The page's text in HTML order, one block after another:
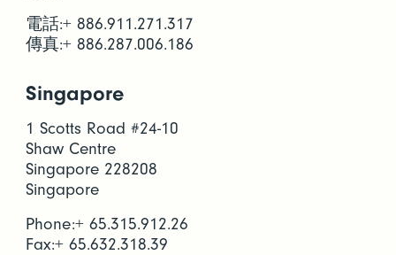
電話:+ 886.911.271.317
傳真:+ 886.287.006.186
Singapore
1 Scotts Road #24-10
Shaw Centre
Singapore 228208
Singapore
Phone:+ 65.315.912.26
Fax:+ 65.632.318.39